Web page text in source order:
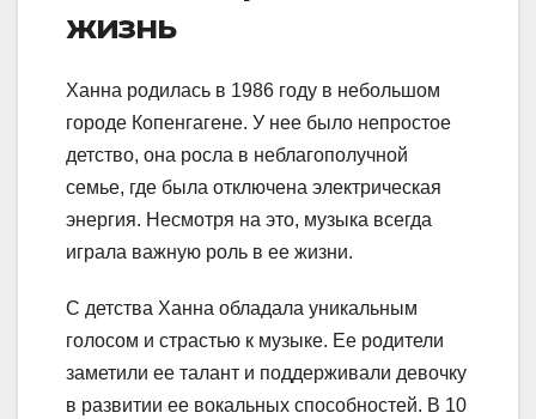
жизнь
Ханна родилась в 1986 году в небольшом
городе Копенгагене. У нее было непростое
детство, она росла в неблагополучной
семье, где была отключена электрическая
энергия. Несмотря на это, музыка всегда
играла важную роль в ее жизни.
С детства Ханна обладала уникальным
голосом и страстью к музыке. Ее родители
заметили ее талант и поддерживали девочку
в развитии ее вокальных способностей. В 10